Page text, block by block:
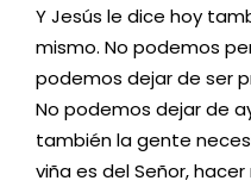
Y Jesús le dice hoy
mismo. No podemos
podemos dejar de ser
No podemos dejar de
también la gente
viña es del Señor,